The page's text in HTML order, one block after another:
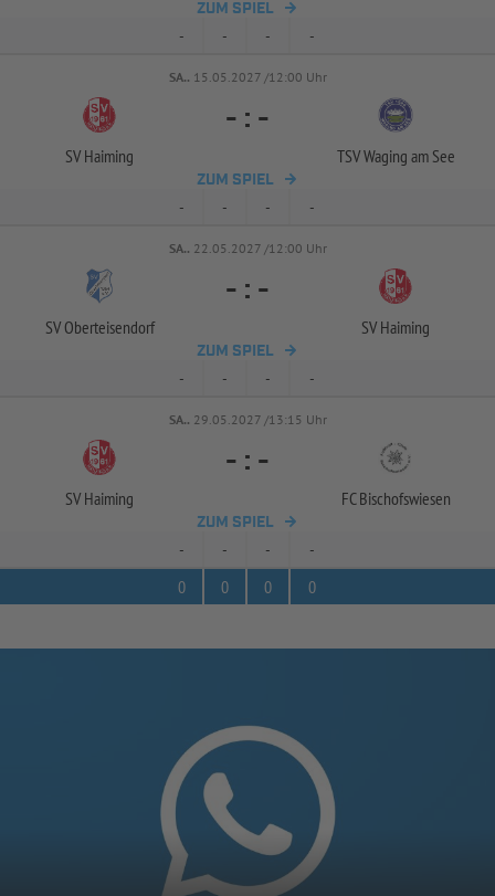
ZUM SPIEL
- - - -
SA.. 15.05.2027 /12:00 Uhr
SV Haiming
- : -
TSV Waging am See
ZUM SPIEL
- - - -
SA.. 22.05.2027 /12:00 Uhr
SV Oberteisendorf
- : -
SV Haiming
ZUM SPIEL
- - - -
SA.. 29.05.2027 /13:15 Uhr
SV Haiming
- : -
FC Bischofswiesen
ZUM SPIEL
- - -
-
0
0 0 0